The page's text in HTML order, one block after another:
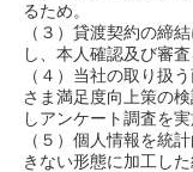
るため。
（３）貸渡契約の締
し、本人確認及び審査
（４）当社の取り扱
さま満足度向上策の
しアンケート調査を実
（５）個人情報を統
きない形態に加工し